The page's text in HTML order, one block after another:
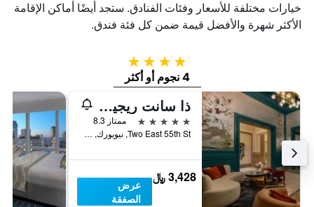
خيارات مختلفة للأسعار وفئات الفنادق. ستجد أيضًا أماكن الإقامة
الأكثر شهرة والأفضل قيمة ضمن كل فئة فندق.
4 نجوم
4 نجوم أو أكثر
ذا سانت ريجيس نيويورك
5 نجوم
ممتاز 8.3
Two East 55th St, نيويورك, NY, الولايات المتحدة الأميريكية
3,428 ﷼
عرض
الصفقة